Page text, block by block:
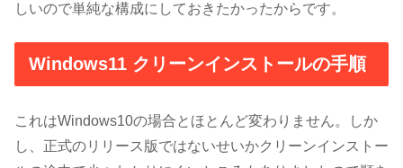
しいので単純な構成にしておきたかったからです。
Windows11 クリーンインストールの手順
これはWindows10の場合とほとんど変わりません。しか
し、正式のリリース版ではないせいかクリーンインストー